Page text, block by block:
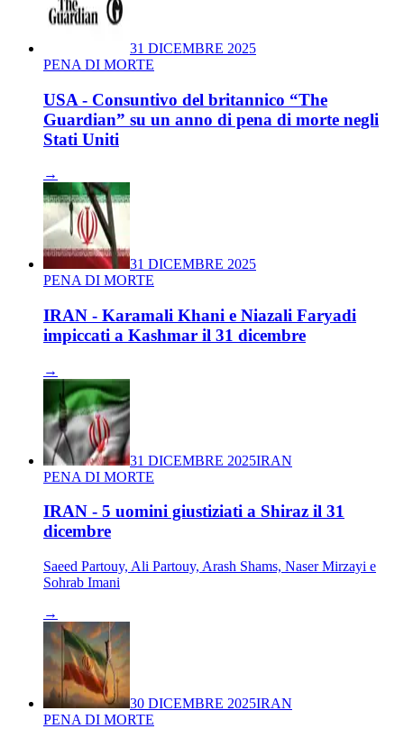
31 DICEMBRE 2025
PENA DI MORTE
USA - Consuntivo del britannico “The
Guardian” su un anno di pena di morte negli
Stati Uniti
→
31 DICEMBRE 2025
PENA DI MORTE
IRAN - Karamali Khani e Niazali Faryadi
impiccati a Kashmar il 31 dicembre
→
31 DICEMBRE 2025IRAN
PENA DI MORTE
IRAN - 5 uomini giustiziati a Shiraz il 31
dicembre
Saeed Partouy, Ali Partouy, Arash Shams, Naser Mirzayi e
Sohrab Imani
→
30 DICEMBRE 2025IRAN
PENA DI MORTE